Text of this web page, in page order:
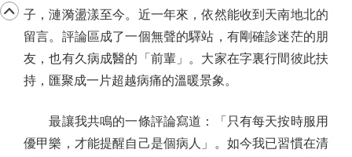
子，漣漪盪漾至今。近一年來，依然能收到天南地北的
留言。評論區成了一個無聲的驛站，有剛確診迷茫的朋
友，也有久病成醫的「前輩」。大家在字裏行間彼此扶
持，匯聚成一片超越病痛的溫暖景象。
最讓我共鳴的一條評論寫道：「只有每天按時服用
優甲樂，才能提醒自己是個病人」。如今我已習慣在清